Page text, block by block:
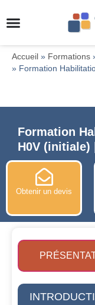
Accueil » Formations
» Formation
Formation
H0V (initiale)
Obtenir un devis